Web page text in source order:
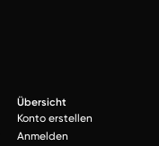
Übersicht
Konto erstellen
Anmelden